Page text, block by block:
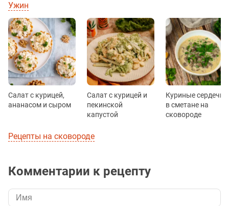
Ужин
Салат с курицей,
ананасом и сыром
Салат с курицей и
пекинской
капустой
Куриные сердечки
в сметане на
сковороде
Рецепты на сковороде
Комментарии к рецепту